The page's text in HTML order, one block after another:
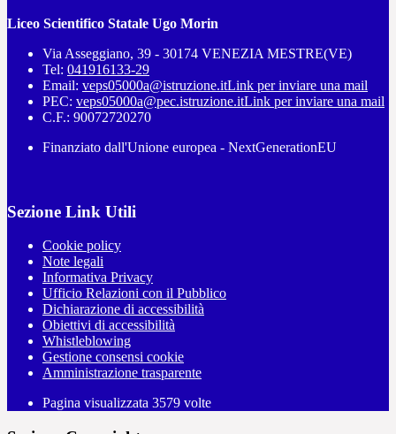
Liceo Scientifico Statale Ugo Morin
Via Asseggiano, 39 - 30174 VENEZIA MESTRE(VE)
Tel: 041916133-29
Email: veps05000a@istruzione.itLink per inviare una mail
PEC: veps05000a@pec.istruzione.itLink per inviare una mail
C.F.: 90072720270
Finanziato dall'Unione europea - NextGenerationEU
Sezione Link Utili
Cookie policy
Note legali
Informativa Privacy
Ufficio Relazioni con il Pubblico
Dichiarazione di accessibilità
Obiettivi di accessibilità
Whistleblowing
Gestione consensi cookie
Amministrazione trasparente
Pagina visualizzata 3579 volte